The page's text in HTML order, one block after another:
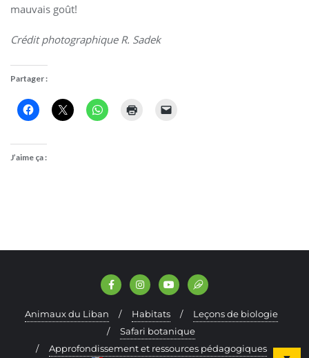
mauvais goût!
Crédit photographique R. Sadek
Partager :
J’aime ça :
Animaux du Liban Habitats
Leçons de biologie
Safari botanique
Approfondissement et ressources pédagogiques